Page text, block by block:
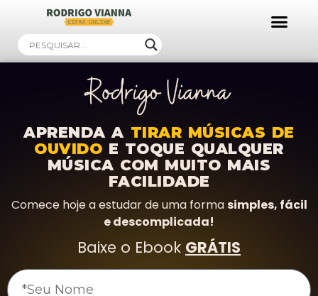
APRENDA A TIRAR MÚSICAS DE
OUVIDO E TOQUE QUALQUER
MÚSICA COM MUITO MAIS
FACILIDADE
Comece hoje a estudar de uma formasimples, fácil
e descomplicada!
Baixe o Ebook GRÁTIS